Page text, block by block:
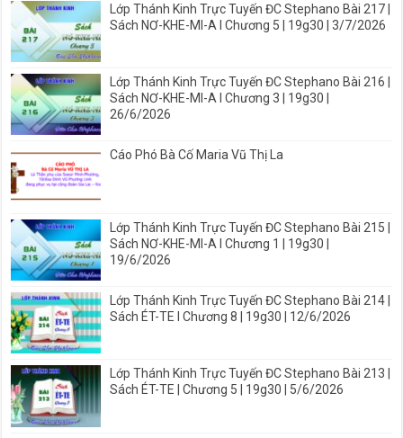
Lớp Thánh Kinh Trực Tuyến ĐC Stephano Bài 217 |
Sách NƠ-KHE-MI-A I Chương 5 | 19g30 | 3/7/2026
Lớp Thánh Kinh Trực Tuyến ĐC Stephano Bài 216 |
Sách NƠ-KHE-MI-A I Chương 3 | 19g30 |
26/6/2026
Cáo Phó Bà Cố Maria Vũ Thị La
Lớp Thánh Kinh Trực Tuyến ĐC Stephano Bài 215 |
Sách NƠ-KHE-MI-A I Chương 1 | 19g30 |
19/6/2026
Lớp Thánh Kinh Trực Tuyến ĐC Stephano Bài 214 |
Sách ÉT-TE I Chương 8 | 19g30 | 12/6/2026
Lớp Thánh Kinh Trực Tuyến ĐC Stephano Bài 213 |
Sách ÉT-TE | Chương 5 | 19g30 | 5/6/2026